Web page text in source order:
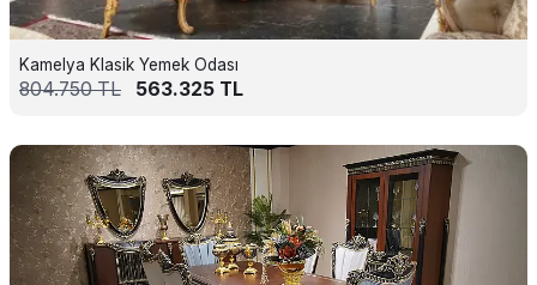
Kamelya Klasik Yemek Odası
804.750TL 563.325 TL